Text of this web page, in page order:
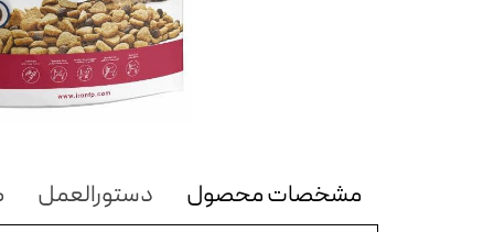
مشخصات محصول دستورالعمل